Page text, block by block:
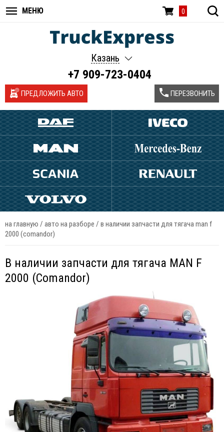
МЕНЮ 0
Казань
+7 909-723-0404
ПРЕДЛОЖИТЬ АВТО
на главную / авто на разборе / в наличии запчасти для тягача man f
2000 (comandor)
В наличии запчасти для тягача MAN F
2000 (Comandor)